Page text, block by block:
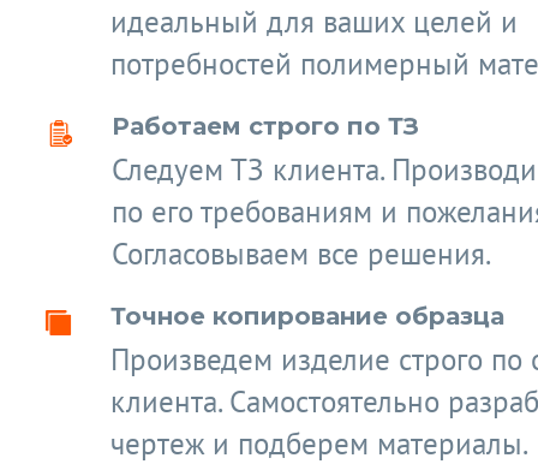
идеальный для ваших целей и
потребностей полимерный
Работаем строго по ТЗ
Следуем ТЗ клиента.
по его требованиям и
Согласовываем все решения.
Точное копирование образца
Произведем изделие строго по
клиента. Самостоятельно
чертеж и подберем материалы.